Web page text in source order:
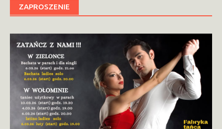
ZAPROSZENIE